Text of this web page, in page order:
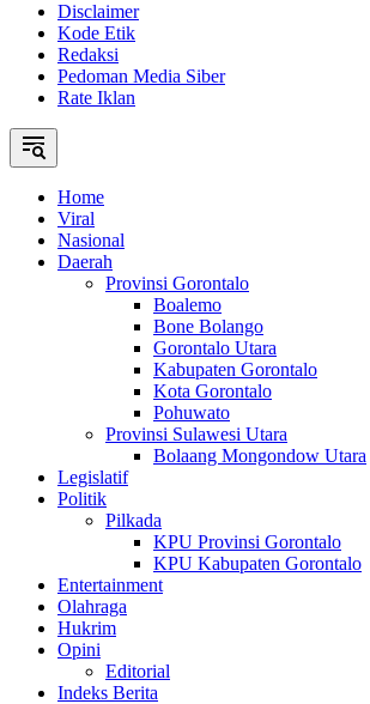
Disclaimer
Kode Etik
Redaksi
Pedoman Media Siber
Rate Iklan
Home
Viral
Nasional
Daerah
Provinsi Gorontalo
Boalemo
Bone Bolango
Gorontalo Utara
Kabupaten Gorontalo
Kota Gorontalo
Pohuwato
Provinsi Sulawesi Utara
Bolaang Mongondow Utara
Legislatif
Politik
Pilkada
KPU Provinsi Gorontalo
KPU Kabupaten Gorontalo
Entertainment
Olahraga
Hukrim
Opini
Editorial
Indeks Berita